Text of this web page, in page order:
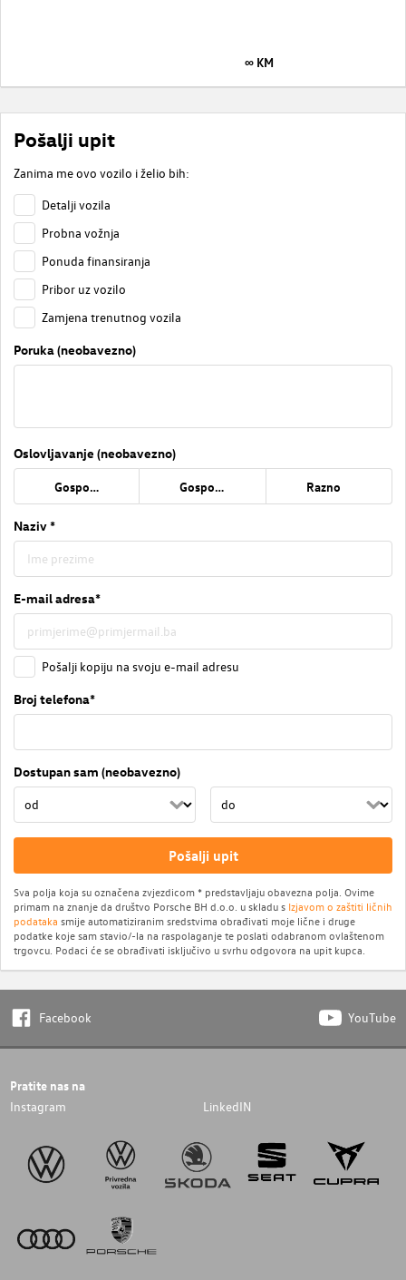
∞ KM
Pošalji upit
Zanima me ovo vozilo i želio bih:
Detalji vozila
Probna vožnja
Ponuda finansiranja
Pribor uz vozilo
Zamjena trenutnog vozila
Poruka (neobavezno)
Oslovljavanje (neobavezno)
Gospođa Gospodin Razno
Naziv *
E-mail adresa*
Pošalji kopiju na svoju e-mail adresu
Broj telefona*
Dostupan sam (neobavezno)
Pošalji upit
Sva polja koja su označena zvjezdicom * predstavljaju obavezna polja. Ovime
primam na znanje da društvo Porsche BH d.o.o. u skladu s Izjavom o zaštiti ličnih
podataka smije automatiziranim sredstvima obrađivati moje lične i druge
podatke koje sam stavio/-la na raspolaganje te poslati odabranom ovlaštenom
trgovcu. Podaci će se obrađivati isključivo u svrhu odgovora na upit kupca.
Facebook YouTube
Pratite nas na
Instagram LinkedIN